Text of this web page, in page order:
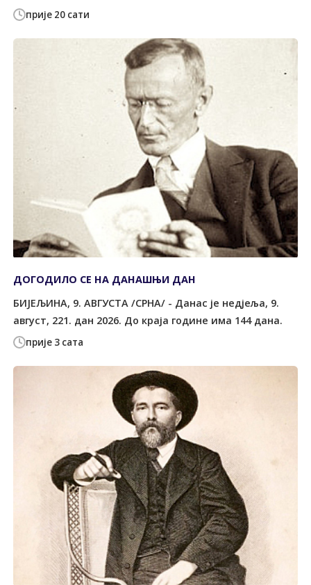
прије 20 сати
прије 3 сата
ДОГОДИЛО СЕ НА ДАНАШЊИ ДАН
БИЈЕЉИНА, 9. АВГУСТА /СРНА/ - Данас је недјеља, 9.
август, 221. дан 2026. До краја године има 144 дана.